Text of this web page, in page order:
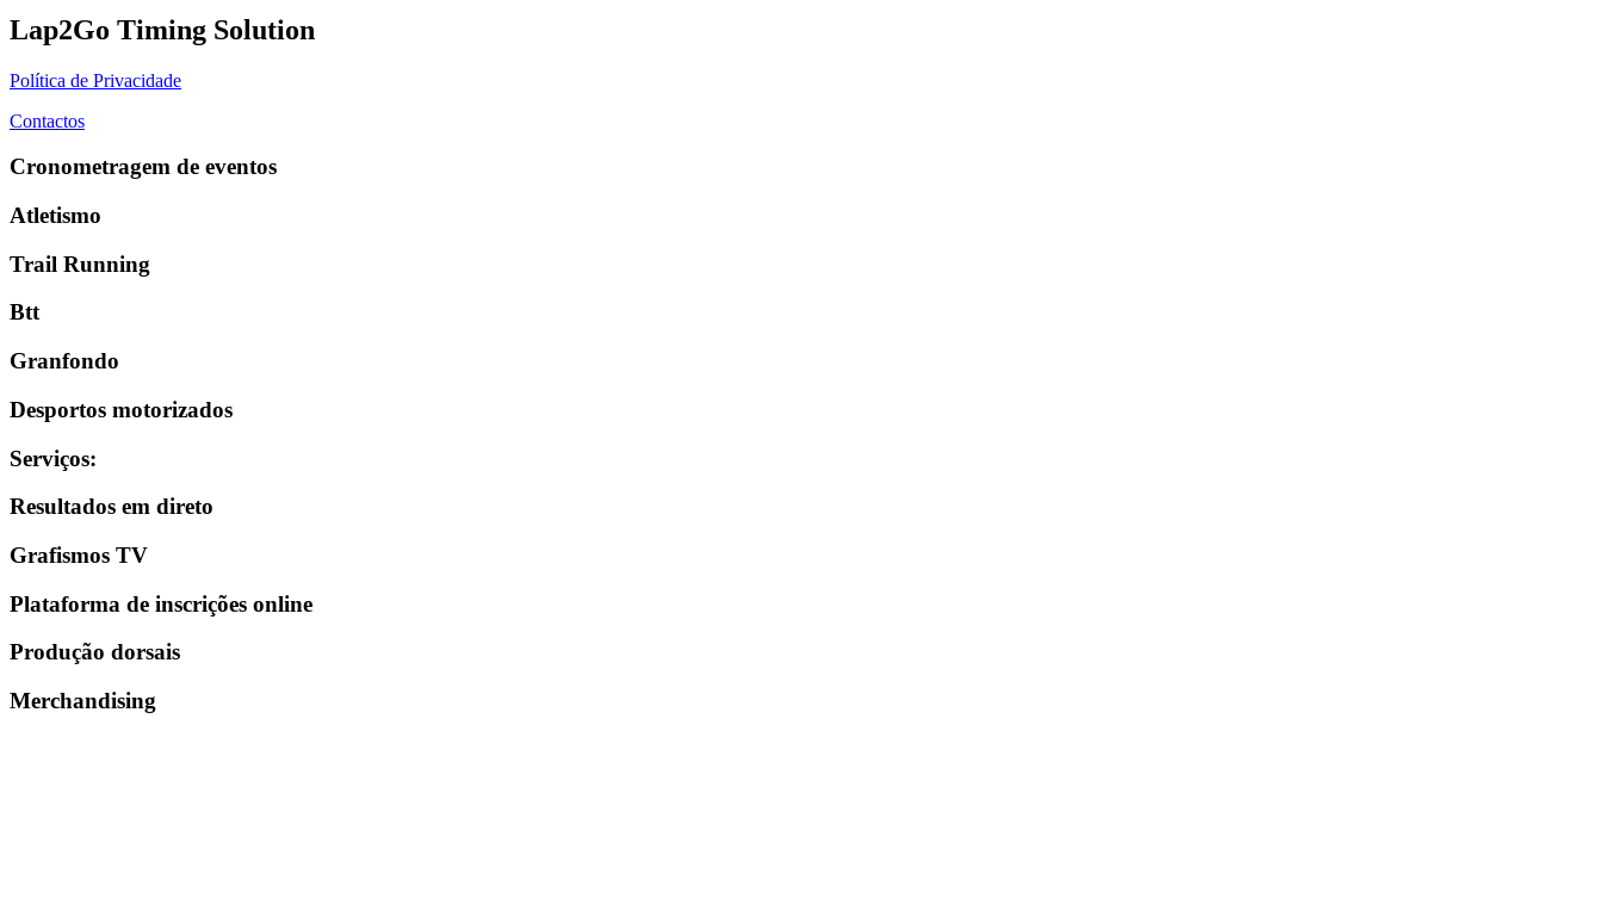
Lap2Go Timing Solution
Política de Privacidade
Contactos
Cronometragem de eventos
Atletismo
Trail Running
Btt
Granfondo
Desportos motorizados
Serviços:
Resultados em direto
Grafismos TV
Plataforma de inscrições online
Produção dorsais
Merchandising